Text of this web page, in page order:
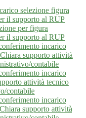
selezione figura
il supporto al RUP
per figura
il supporto al RUP
incarico
supporto attività
contabile
incarico
attività tecnico
contabile
incarico
supporto attività